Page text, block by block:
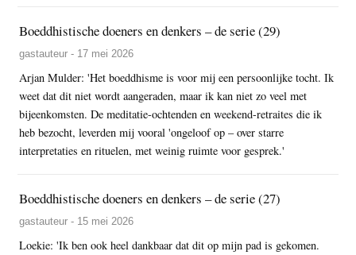
Boeddhistische doeners en denkers – de serie (29)
gastauteur - 17 mei 2026
Arjan Mulder: 'Het boeddhisme is voor mij een persoonlijke tocht. Ik
weet dat dit niet wordt aangeraden, maar ik kan niet zo veel met
bijeenkomsten. De meditatie-ochtenden en weekend-retraites die ik
heb bezocht, leverden mij vooral 'ongeloof op – over starre
interpretaties en rituelen, met weinig ruimte voor gesprek.'
Boeddhistische doeners en denkers – de serie (27)
gastauteur - 15 mei 2026
Loekie: 'Ik ben ook heel dankbaar dat dit op mijn pad is gekomen.